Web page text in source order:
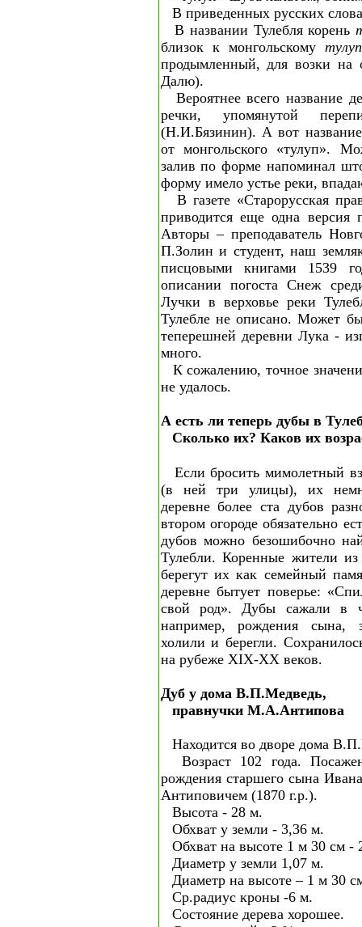
В приведенных русских
В названии Тулебля корень
близок к монгольскому
продымленный, для возки на
Далю).
Вероятнее всего название
речки, упомянутой
(Н.И.Бязинин). А вот название
от монгольского «тулуп».
залив по форме напоминал
форму имело устье реки,
В газете «Старорусская
приводится еще одна версия
Авторы – преподаватель
П.Золин и студент, наш
писцовыми книгами 1539
описании погоста Снеж
Лучки в верховье реки
Тулебле не описано. Может
теперешней деревни Лука -
много.
К сожалению, точное
не удалось.
А есть ли теперь дубы в
Сколько их? Каков их
Если бросить мимолетный
(в ней три улицы), их
деревне более ста дубов
втором огороде обязательно
дубов можно безошибочно
Тулебли. Коренные жители
берегут их как семейный
деревне бытует поверье:
свой род». Дубы сажали в
например, рождения сына,
холили и берегли.
на рубеже XIX-XX веков.
Дуб у дома В.П.Медведь,
правнучки М.А.Антипова
Находится во дворе дома
Возраст 102 года.
рождения старшего сына
Антиповичем (1870 г.р.).
Высота - 28 м.
Обхват у земли - 3,36 м.
Обхват на высоте 1 м 30 см -
Диаметр у земли 1,07 м.
Диаметр на высоте – 1 м 30
Ср.радиус кроны -6 м.
Состояние дерева хорошее.